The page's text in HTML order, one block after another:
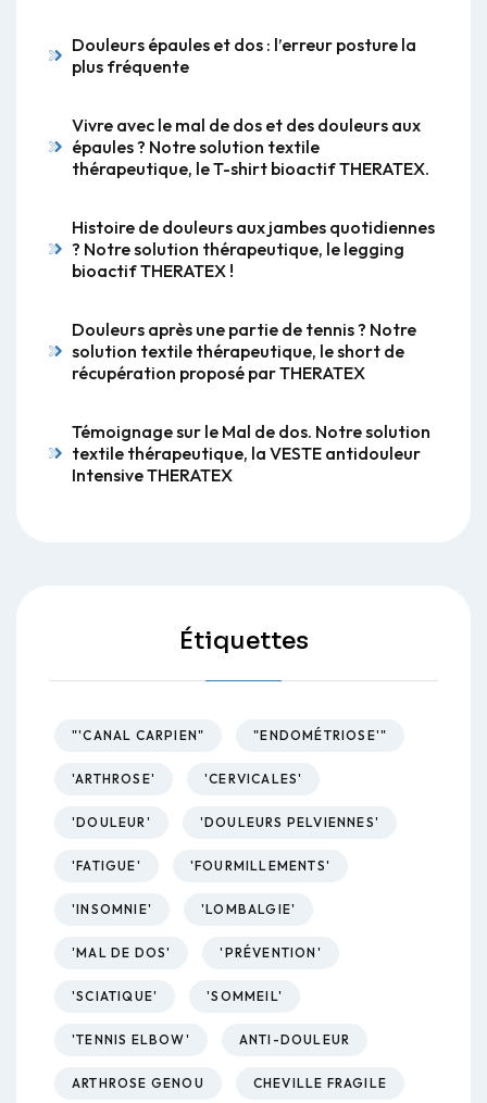
Douleurs épaules et dos : l’erreur posture la
plus fréquente
Vivre avec le mal de dos et des douleurs aux
épaules ? Notre solution textile
thérapeutique, le T-shirt bioactif THERATEX.
Histoire de douleurs aux jambes quotidiennes
? Notre solution thérapeutique, le legging
bioactif THERATEX !
Douleurs après une partie de tennis ? Notre
solution textile thérapeutique, le short de
récupération proposé par THERATEX
Témoignage sur le Mal de dos. Notre solution
textile thérapeutique, la VESTE antidouleur
Intensive THERATEX
Étiquettes
"'CANAL CARPIEN" "ENDOMÉTRIOSE'"
'ARTHROSE' 'CERVICALES'
'DOULEUR' 'DOULEURS PELVIENNES'
'FATIGUE' 'FOURMILLEMENTS'
'INSOMNIE' 'LOMBALGIE'
'MAL DE DOS' 'PRÉVENTION'
'SCIATIQUE' 'SOMMEIL'
'TENNIS ELBOW' ANTI-DOULEUR
ARTHROSE GENOU CHEVILLE FRAGILE